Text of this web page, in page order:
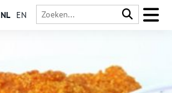
NL EN